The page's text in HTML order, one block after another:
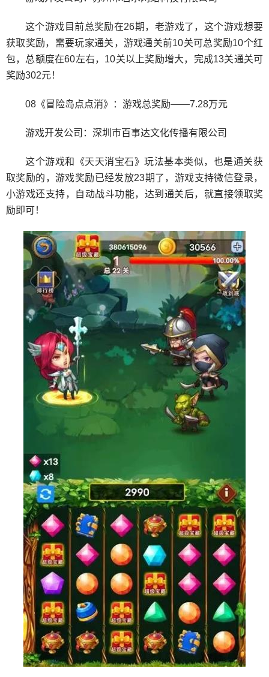
这个游戏目前总奖励在26期，老游戏了，这个游戏想要
获取奖励，需要玩家通关，游戏通关前10关可总奖励10个红
包，总额度在60左右，10关以上奖励增大，完成13关通关可
奖励302元！
08《冒险岛点点消》：游戏总奖励——7.28万元
游戏开发公司：深圳市百事达文化传播有限公司
这个游戏和《天天消宝石》玩法基本类似，也是通关获
取奖励的，游戏奖励已经发放23期了，游戏支持微信登录，
小游戏还支持，自动战斗功能，达到通关后，就直接领取奖
励即可！